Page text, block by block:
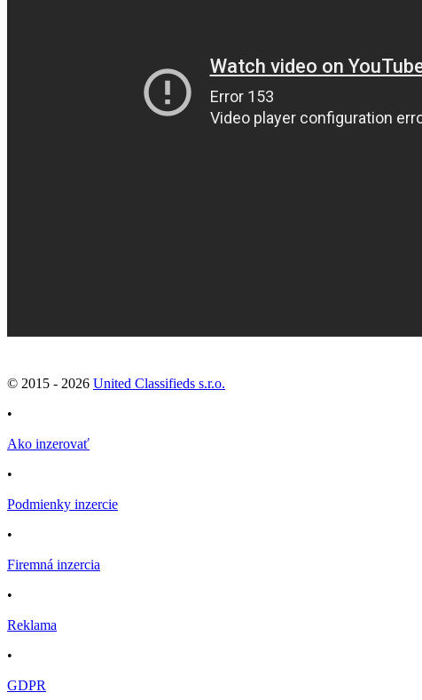
© 2015 - 2026 United Classifieds s.r.o.
•
Ako inzerovať
•
Podmienky inzercie
•
Firemná inzercia
•
Reklama
•
GDPR